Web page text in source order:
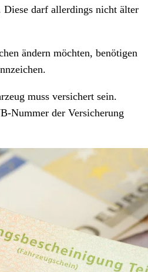
Diese darf allerdings nicht älter
ändern möchten, benötigen
muss versichert sein.
Nummer der Versicherung